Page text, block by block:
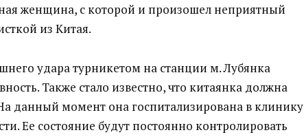
женщина, с которой и произошел неприятный
из Китая.
удара турникетом на станции м. Лубянка
Также стало известно, что китаянка должна
данный момент она госпитализирована в клинику
Ее состояние будут постоянно контролировать